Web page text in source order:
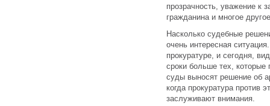
прозрачность, уважение к
гражданина и многое
Насколько судебные
очень интересная
прокуратуре, и сегодня,
сроки больше тех, которые
суды выносят решение об
когда прокуратура против
заслуживают внимания.